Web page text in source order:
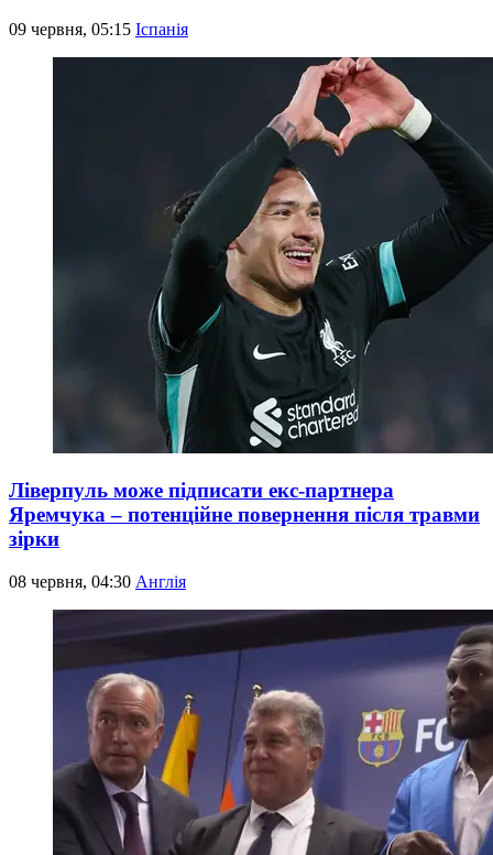
09 червня, 05:15 Іспанія
Ліверпуль може підписати екс-партнера
Яремчука – потенційне повернення після травми
зірки
08 червня, 04:30 Англія